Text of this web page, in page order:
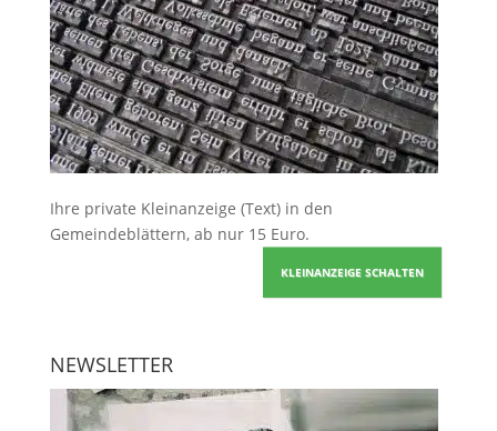
Ihre private Kleinanzeige (Text) in den
Gemeindeblättern, ab nur 15 Euro.
KLEINANZEIGE SCHALTEN
NEWSLETTER